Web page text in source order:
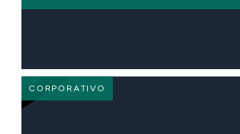
CORPORATIVO